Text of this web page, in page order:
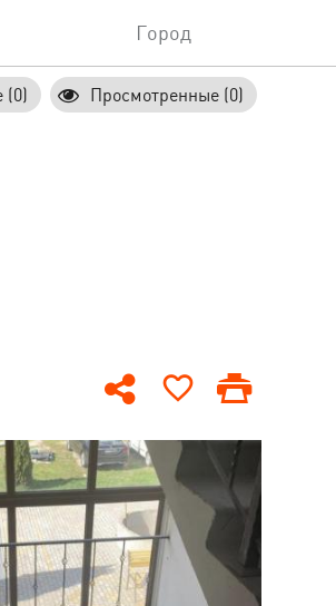
Город
(0) Просмотренные (0)